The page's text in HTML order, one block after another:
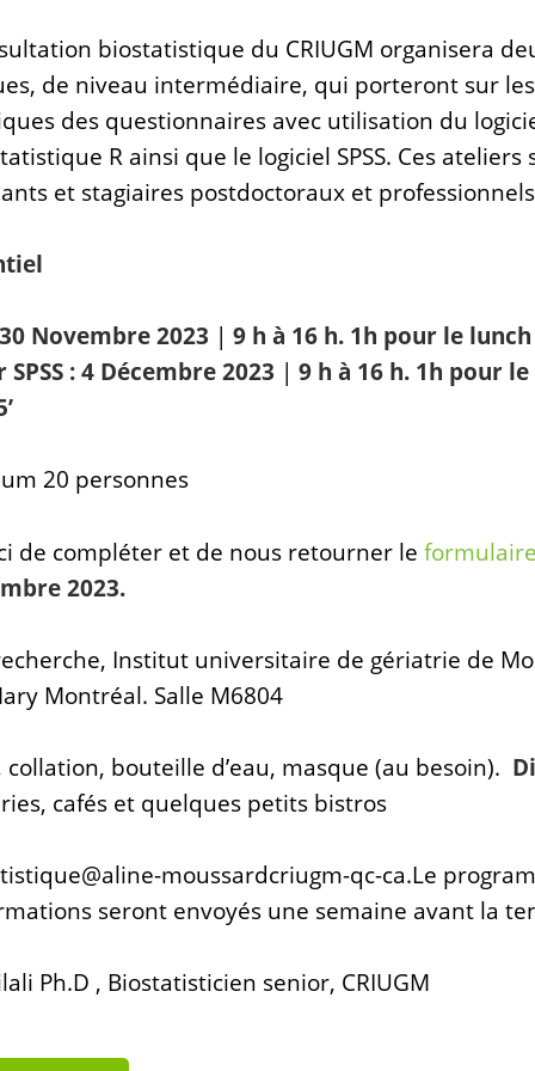
biostatistique du CRIUGM organisera
de niveau intermédiaire, qui porteront sur
des questionnaires avec utilisation du
R ainsi que le logiciel SPSS. Ces ateliers
et stagiaires postdoctoraux et
Novembre 2023 | 9 h à 16 h. 1h pour le
: 4 Décembre 2023 | 9 h à 16 h. 1h pour
20 personnes
de compléter et de nous retourner le
2023.
Institut universitaire de gériatrie de
Montréal. Salle M6804
bouteille d’eau, masque (au besoin).
cafés et quelques petits bistros
moussardcriugm-qc-ca.Le
seront envoyés une semaine avant la
Ph.D , Biostatisticien senior, CRIUGM